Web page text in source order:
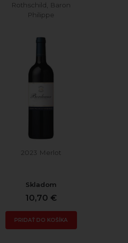
Rothschild, Baron
Philippe
2023 Merlot
Skladom
10,70 €
PRIDAŤ DO KOŠÍKA